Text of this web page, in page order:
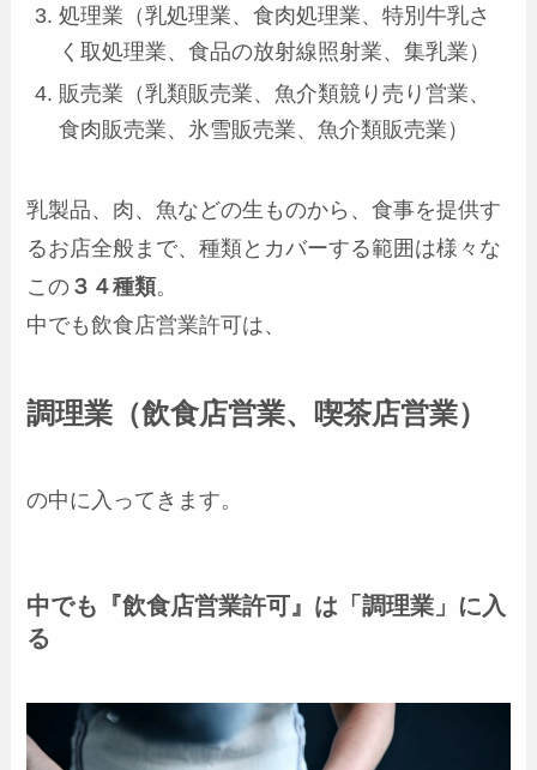
処理業（乳処理業、食肉処理業、特別牛乳さ
く取処理業、食品の放射線照射業、集乳業）
販売業（乳類販売業、魚介類競り売り営業、
食肉販売業、氷雪販売業、魚介類販売業）
乳製品、肉、魚などの生ものから、食事を提供す
るお店全般まで、種類とカバーする範囲は様々な
この ３４種類。
中でも飲食店営業許可は、
調理業（飲食店営業、喫茶店営業）
の中に入ってきます。
中でも『飲食店営業許可』は「調理業」に入
る